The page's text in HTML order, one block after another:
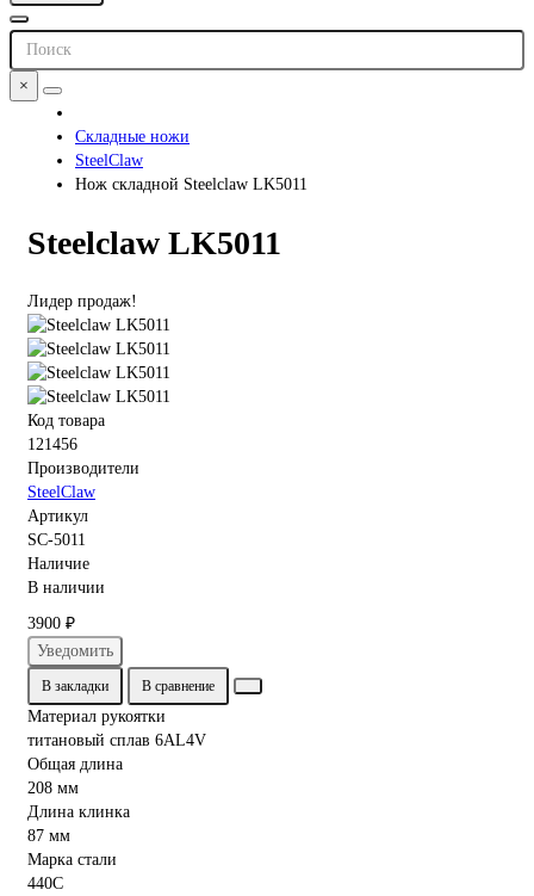
×
Складные ножи
SteelClaw
Нож складной Steelclaw LK5011
Steelclaw LK5011
Лидер продаж!
Код товара
121456
Производители
SteelClaw
Артикул
SC-5011
Наличие
В наличии
3900 ₽
Уведомить
В закладки В сравнение
Материал рукоятки
титановый сплав 6AL4V
Общая длина
208 мм
Длина клинка
87 мм
Марка стали
440C